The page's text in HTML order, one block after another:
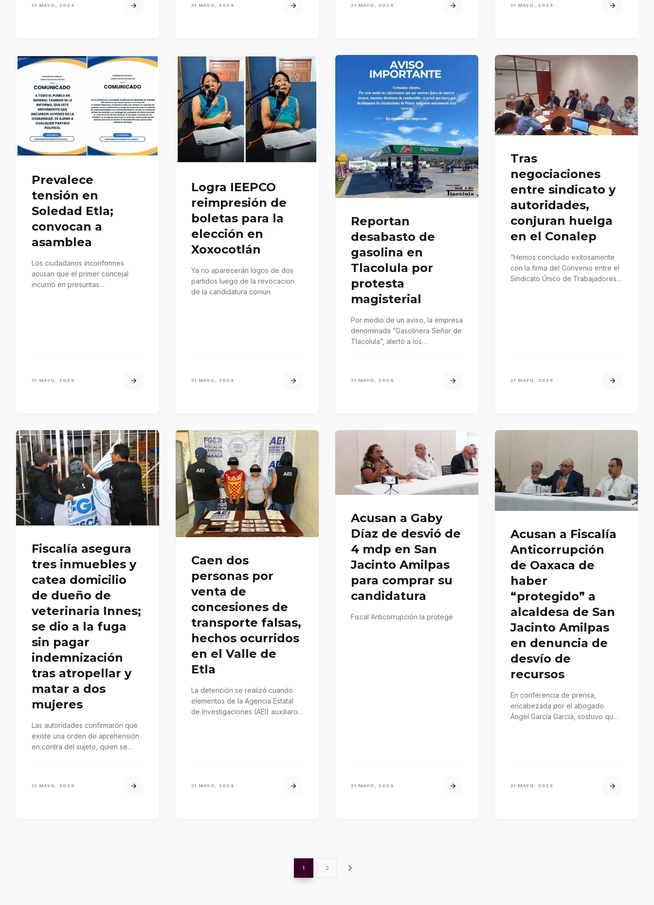
31 MAYO, 2024 31 MAYO, 2024 31 MAYO, 2024 31 MAYO, 2024
Prevalece
tensión en
Soledad Etla;
convocan a
asamblea
Los ciudadanos inconformes
acusan que el primer concejal
incurrió en presuntas
31 MAYO, 2024
Logra IEEPCO
reimpresión de
boletas para la
elección en
Xoxocotlán
Ya no aparecerán logos de dos
partidos luego de la revocacion
de la candidatura común
31 MAYO, 2024
Reportan
desabasto de
gasolina en
Tlacolula por
protesta
magisterial
Por medio de un aviso, la empresa
denominada “Gasolinera Señor de
Tlacolula”, alertó a los
31 MAYO, 2024
Tras
negociaciones
entre sindicato y
autoridades,
conjuran huelga
en el Conalep
“Hemos concluido exitosamente
con la firma del Convenio entre el
Sindicato Único de Trabajadores
31 MAYO, 2024
Fiscalía asegura
tres inmuebles y
catea domicilio
de dueño de
veterinaria Innes;
se dio a la fuga
sin pagar
indemnización
tras atropellar y
matar a dos
mujeres
Las autoridades confirmaron que
existe una orden de aprehensión
en contra del sujeto, quien se
31 MAYO, 2024
Caen dos
personas por
venta de
concesiones de
transporte falsas,
hechos ocurridos
en el Valle de
Etla
La detención se realizó cuando
elementos de la Agencia Estatal
de Investigaciones (AEI) auxiliaron
31 MAYO, 2024
Acusan a Gaby
Díaz de desvió de
4 mdp en San
Jacinto Amilpas
para comprar su
candidatura
Fiscal Anticorrupción la protege
31 MAYO, 2024
Acusan a Fiscalía
Anticorrupción
de Oaxaca de
haber
“protegido” a
alcaldesa de San
Jacinto Amilpas
en denuncia de
desvío de
recursos
En conferencia de prensa,
encabezada por el abogado
Ángel García García, sostuvo que
31 MAYO, 2024
1 2 chevron_right